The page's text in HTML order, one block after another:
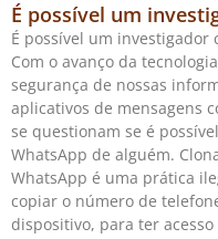
É possível um
É possível um investigador
Com o avanço da
segurança de nossas
aplicativos de mensagens
se questionam se é
WhatsApp de alguém.
WhatsApp é uma prática
copiar o número de
dispositivo, para ter